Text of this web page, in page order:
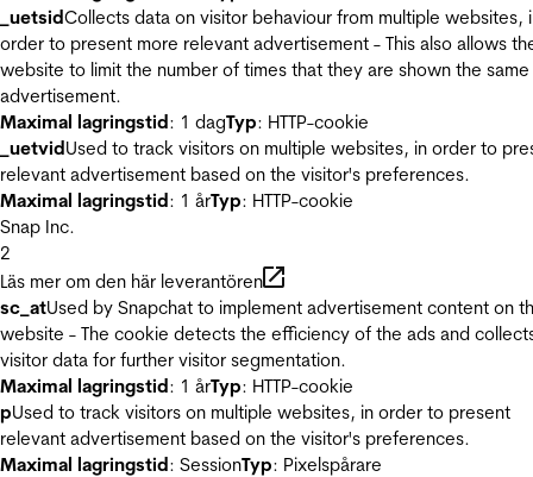
_uetsidCollects data on visitor behaviour from multiple websites,
order to present more relevant advertisement - This also allows
website to limit the number of times that they are shown the same
advertisement.
Maximal lagringstid: 1 dagTyp: HTTP-cookie
_uetvidUsed to track visitors on multiple websites, in order to
relevant advertisement based on the visitor's preferences.
Maximal lagringstid: 1 årTyp: HTTP-cookie
Snap Inc.
2
Läs mer om den här leverantören
sc_atUsed by Snapchat to implement advertisement content on
website - The cookie detects the efficiency of the ads and
visitor data for further visitor segmentation.
Maximal lagringstid: 1 årTyp: HTTP-cookie
pUsed to track visitors on multiple websites, in order to present
relevant advertisement based on the visitor's preferences.
Maximal lagringstid: SessionTyp: Pixelspårare